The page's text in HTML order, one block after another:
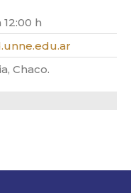
h
Chaco.